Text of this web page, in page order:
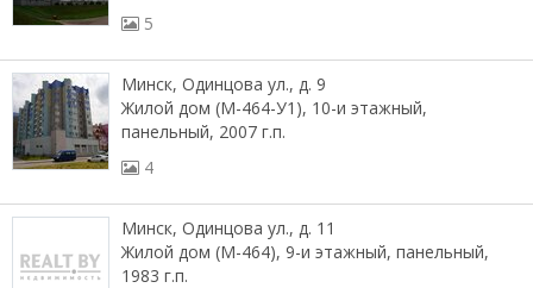
5
Минск, Одинцова ул., д. 9
Жилой дом (М-464-У1), 10-и этажный,
панельный, 2007 г.п.
4
Минск, Одинцова ул., д. 11
Жилой дом (М-464), 9-и этажный, панельный,
1983 г.п.